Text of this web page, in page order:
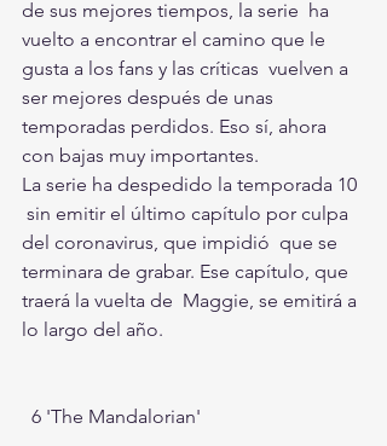
de sus mejores tiempos, la serie  ha
vuelto a encontrar el camino que le
gusta a los fans y las críticas  vuelven a
ser mejores después de unas
temporadas perdidos. Eso sí, ahora
con bajas muy importantes.
La serie ha despedido la temporada 10
sin emitir el último capítulo por culpa
del coronavirus, que impidió  que se
terminara de grabar. Ese capítulo, que
traerá la vuelta de  Maggie, se emitirá a
lo largo del año.
  6 'The Mandalorian'